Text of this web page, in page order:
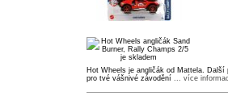
Hot Wheels je angličák od Mattela.
pro tvé vášnivé závodění ... více